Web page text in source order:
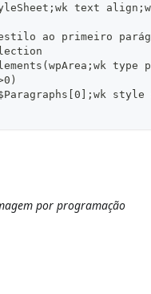
text
ao primeiro
type
por programação